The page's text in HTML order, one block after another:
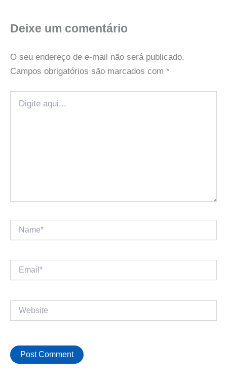
Deixe um comentário
O seu endereço de e-mail não será publicado.
Campos obrigatórios são marcados com *
aqui...
Email*